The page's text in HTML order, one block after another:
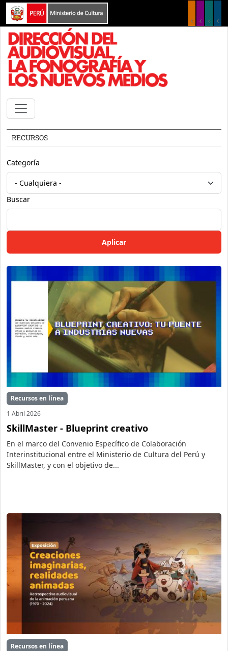
Pasar al contenido principal
RECURSOS
Categoría
Buscar
Recursos en línea
1 Abril 2026
SkillMaster - Blueprint creativo
En el marco del Convenio Específico de Colaboración
Interinstitucional entre el Ministerio de Cultura del Perú y
SkillMaster, y con el objetivo de...
Recursos en línea